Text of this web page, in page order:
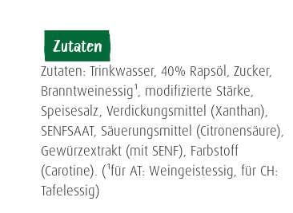
Zutaten
Zutaten: Trinkwasser, 40% Rapsöl, Zucker,
Branntweinessig¹, modifizierte Stärke,
Speisesalz, Verdickungsmittel (Xanthan),
SENFSAAT, Säuerungsmittel (Citronensäure),
Gewürzextrakt (mit SENF), Farbstoff
(Carotine). (¹für AT: Weingeistessig, für CH:
Tafelessig)